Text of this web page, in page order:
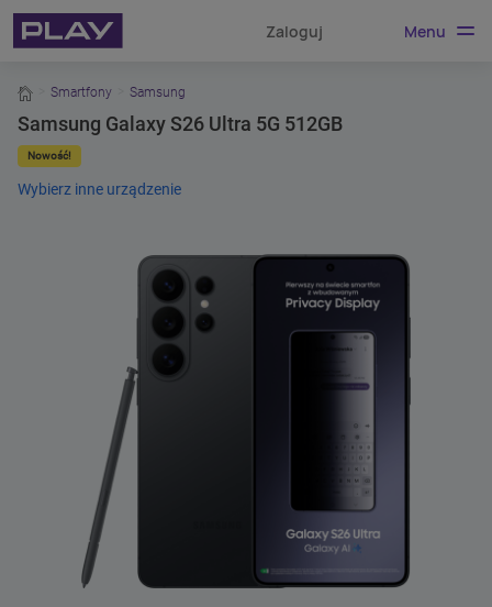
Zaloguj Menu
home
Smartfony Samsung
Samsung Galaxy S26 Ultra 5G 512GB
Nowość!
Wybierz inne urządzenie